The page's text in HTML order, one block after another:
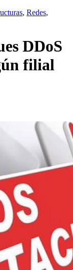
, Redes,
DDoS
filial